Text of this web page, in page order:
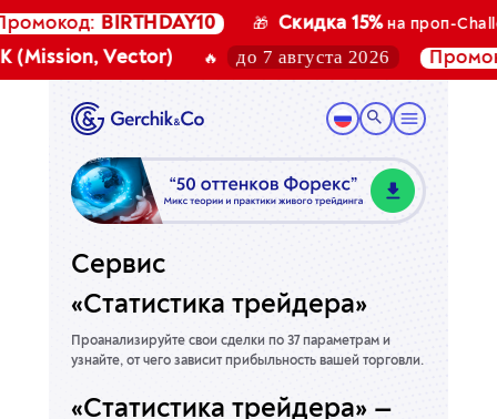
BIRTHDAY10 Скидка 15%на проп-
Vector) до 7 августа 2026
Сервис
«Статистика трейдера»
Проанализируйте свои сделки по 37 параметрам и
узнайте, от чего зависит прибыльность вашей торговли.
«Статистика трейдера» —